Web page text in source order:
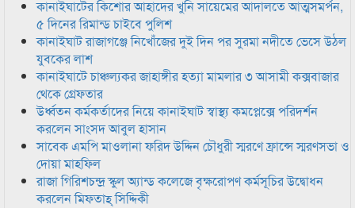
কানাইঘাটের কিশোর আহাদের খুনি সায়েমের আদালতে আত্মসমর্পন,
৫ দিনের রিমান্ড চাইবে পুলিশ
কানাইঘাট রাজাগঞ্জে নিখোঁজের দুই দিন পর সুরমা নদীতে ভেসে উঠল
যুবকের লাশ
কানাইঘাটে চাঞ্চল্যকর জাহাঙ্গীর হত্যা মামলার ৩ আসামী কক্সবাজার
থেকে গ্রেফতার
উর্ধ্বতন কর্মকর্তাদের নিয়ে কানাইঘাট স্বাস্থ্য কমপ্লেক্সে পরিদর্শন
করলেন সাংসদ আবুল হাসান
সাবেক এমপি মাওলানা ফরিদ উদ্দিন চৌধুরী স্মরণে ফ্রান্সে স্মরণসভা ও
দোয়া মাহফিল
রাজা গিরিশচন্দ্র স্কুল অ্যান্ড কলেজে বৃক্ষরোপণ কর্মসূচির উদ্বোধন
করলেন মিফতাহ্ সিদ্দিকী